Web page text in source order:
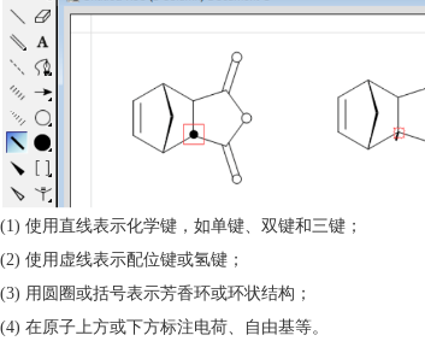
(1) 使用直线表示化学键，如单键、双键和三键；
(2) 使用虚线表示配位键或氢键；
(3) 用圆圈或括号表示芳香环或环状结构；
(4) 在原子上方或下方标注电荷、自由基等。